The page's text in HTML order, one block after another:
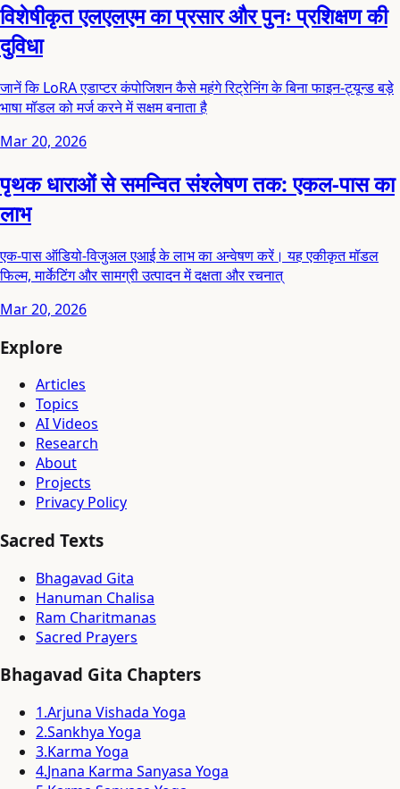
विशेषीकृत एलएलएम का प्रसार और पुनः प्रशिक्षण की
दुविधा
जानें कि LoRA एडाप्टर कंपोजिशन कैसे महंगे रिट्रेनिंग के बिना फाइन-ट्यून्ड बड़े
भाषा मॉडल को मर्ज करने में सक्षम बनाता है
Mar 20, 2026
पृथक धाराओं से समन्वित संश्लेषण तक: एकल-पास का
लाभ
एक-पास ऑडियो-विजुअल एआई के लाभ का अन्वेषण करें। यह एकीकृत मॉडल
फिल्म, मार्केटिंग और सामग्री उत्पादन में दक्षता और रचनात्
Mar 20, 2026
Explore
Articles
Topics
AI Videos
Research
About
Projects
Privacy Policy
Sacred Texts
Bhagavad Gita
Hanuman Chalisa
Ram Charitmanas
Sacred Prayers
Bhagavad Gita Chapters
1.Arjuna Vishada Yoga
2.Sankhya Yoga
3.Karma Yoga
4.Jnana Karma Sanyasa Yoga